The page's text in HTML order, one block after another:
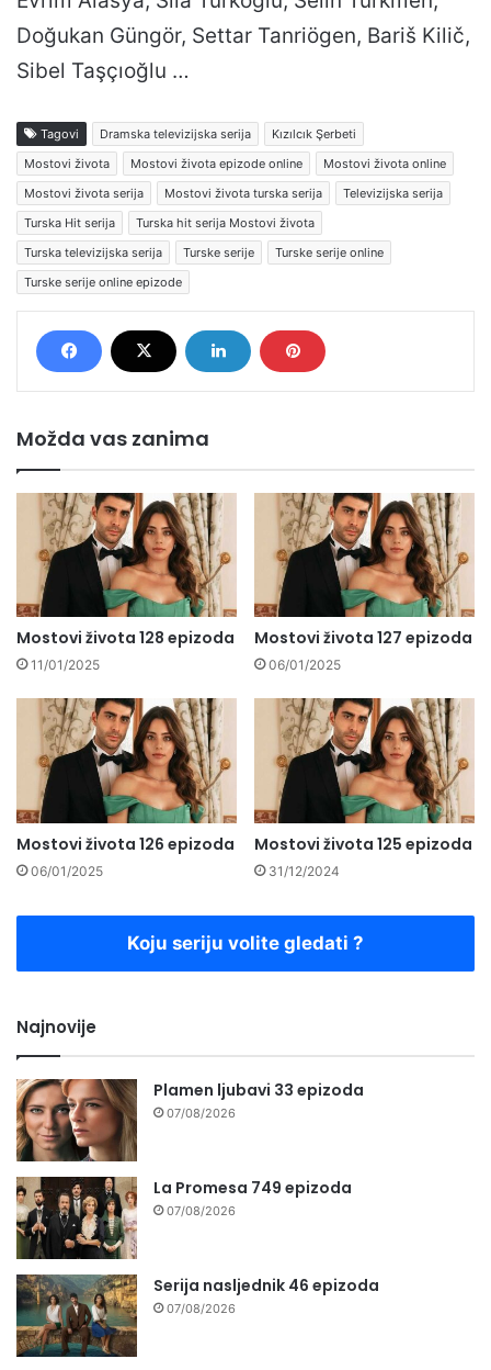
Doğukan Güngör, Settar Tanriögen, Bariš Kilič,
Sibel Taşçıoğlu …
Tagovi Dramska televizijska serija
Kızılcık Şerbeti
Mostovi života
Mostovi života epizode online
Mostovi života online
Mostovi života serija
Mostovi života turska serija
Televizijska serija
Turska Hit serija
Turska hit serija Mostovi života
Turska televizijska serija
Turske serije
Turske serije online
Turske serije online epizode
Možda vas zanima
Mostovi života 128 epizoda
11/01/2025
Mostovi života 127 epizoda
06/01/2025
Mostovi života 126 epizoda
06/01/2025
Mostovi života 125 epizoda
31/12/2024
Koju seriju volite gledati ?
Najnovije
Plamen ljubavi 33 epizoda
07/08/2026
La Promesa 749 epizoda
07/08/2026
Serija nasljednik 46 epizoda
07/08/2026